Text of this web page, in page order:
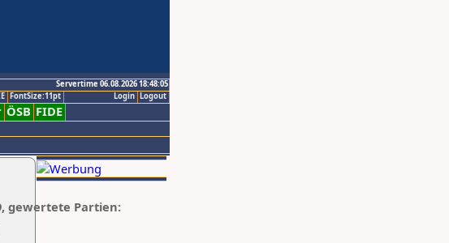
Servertime 06.08.2026 18:48:05
Logout
Login
FontSize:11pt
ÖSB FIDE
gewertete Partien: